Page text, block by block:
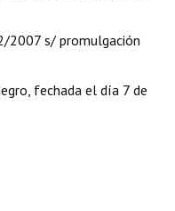
2007 s/ promulgación
fechada el día 7 de